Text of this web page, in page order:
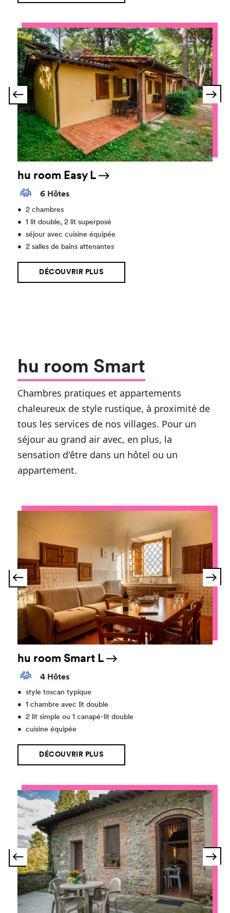
hu room Easy L
6 Hôtes
•
2 chambres
•
1 lit double, 2 lit superposé
•
séjour avec cuisine équipée
•
2 salles de bains attenantes
DÉCOUVRIR PLUS
hu room Smart
Chambres pratiques et appartements
chaleureux de style rustique, à proximité de
tous les services de nos villages. Pour un
séjour au grand air avec, en plus, la
sensation d'être dans un hôtel ou un
appartement.
hu room Smart L
4 Hôtes
•
style toscan typique
•
1 chambre avec lit double
•
2 lit simple ou 1 canapé-lit double
•
cuisine équipée
DÉCOUVRIR PLUS